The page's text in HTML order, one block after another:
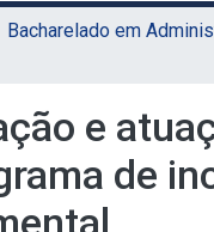
e
de